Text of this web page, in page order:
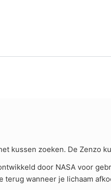
kussen zoeken. De Zenzo
door NASA voor
wanneer je lichaam